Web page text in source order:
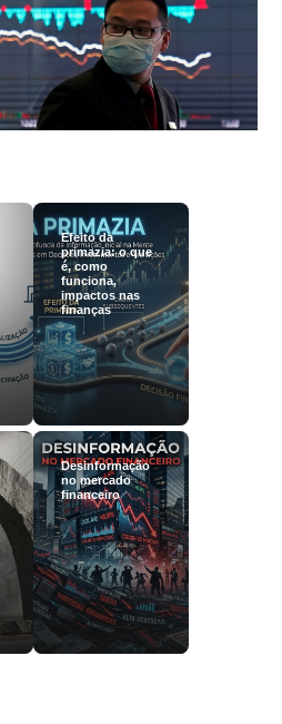
Efeito da
primazia: o que
é, como
funciona,
impactos nas
finanças
Desinformação
no mercado
financeiro